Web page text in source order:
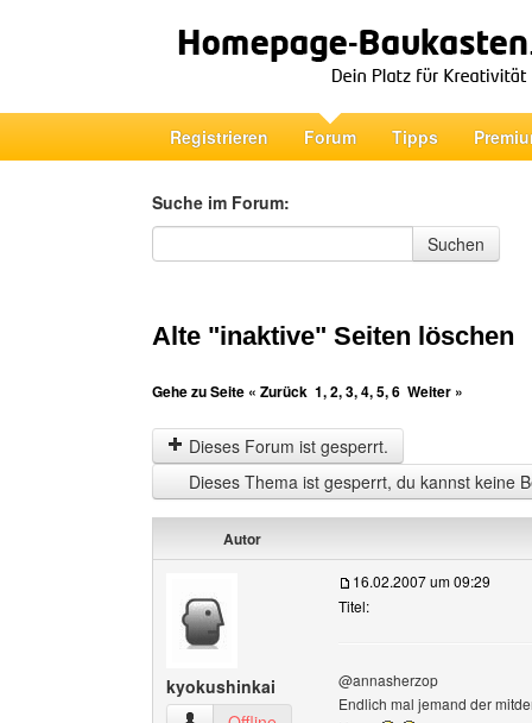
Registrieren Forum Tipps
Suche im Forum:
Suche im Forum
Suchen
Alte "inaktive" Seiten löschen
Gehe zu Seite « Zurück 1,2,3,4,5,6 Weiter »
Dieses Forum ist gesperrt.
Dieses Thema ist gesperrt, du kannst keine
Autor
kyokushinkai
16.02.2007 um 09:29
Titel:
@annasherzop
Endlich mal jemand der